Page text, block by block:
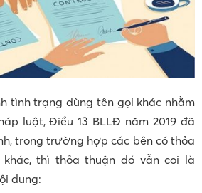
tình trạng dùng tên gọi khác nhằm
luật, Điều 13 BLLĐ năm 2019 đã
trong trường hợp các bên có thỏa
thì thỏa thuận đó vẫn coi là
dung: